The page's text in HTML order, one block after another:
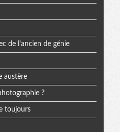
de l'ancien de génie
austère
?
toujours